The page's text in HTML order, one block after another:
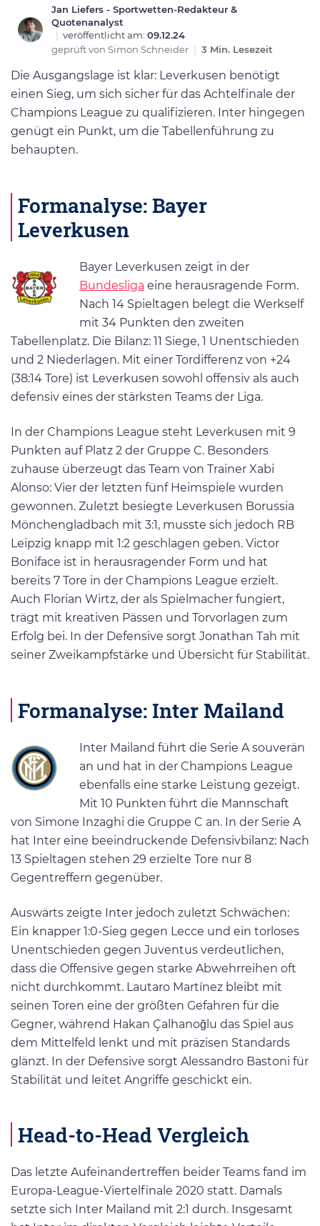
Jan Liefers - Sportwetten-Redakteur &
Quotenanalyst
| veröffentlicht am: 09.12.24
geprüft von Simon Schneider | 3 Min. Lesezeit
Die Ausgangslage ist klar: Leverkusen benötigt
einen Sieg, um sich sicher für das Achtelfinale der
Champions League zu qualifizieren. Inter hingegen
genügt ein Punkt, um die Tabellenführung zu
behaupten.
Formanalyse: Bayer
Leverkusen
Bayer Leverkusen zeigt in der
Bundesliga eine herausragende Form.
Nach 14 Spieltagen belegt die Werkself
mit 34 Punkten den zweiten
Tabellenplatz. Die Bilanz: 11 Siege, 1 Unentschieden
und 2 Niederlagen. Mit einer Tordifferenz von +24
(38:14 Tore) ist Leverkusen sowohl offensiv als auch
defensiv eines der stärksten Teams der Liga.
In der Champions League steht Leverkusen mit 9
Punkten auf Platz 2 der Gruppe C. Besonders
zuhause überzeugt das Team von Trainer Xabi
Alonso: Vier der letzten fünf Heimspiele wurden
gewonnen. Zuletzt besiegte Leverkusen Borussia
Mönchengladbach mit 3:1, musste sich jedoch RB
Leipzig knapp mit 1:2 geschlagen geben. Victor
Boniface ist in herausragender Form und hat
bereits 7 Tore in der Champions League erzielt.
Auch Florian Wirtz, der als Spielmacher fungiert,
trägt mit kreativen Pässen und Torvorlagen zum
Erfolg bei. In der Defensive sorgt Jonathan Tah mit
seiner Zweikampfstärke und Übersicht für Stabilität.
Formanalyse: Inter Mailand
Inter Mailand führt die Serie A souverän
an und hat in der Champions League
ebenfalls eine starke Leistung gezeigt.
Mit 10 Punkten führt die Mannschaft
von Simone Inzaghi die Gruppe C an. In der Serie A
hat Inter eine beeindruckende Defensivbilanz: Nach
13 Spieltagen stehen 29 erzielte Tore nur 8
Gegentreffern gegenüber.
Auswärts zeigte Inter jedoch zuletzt Schwächen:
Ein knapper 1:0-Sieg gegen Lecce und ein torloses
Unentschieden gegen Juventus verdeutlichen,
dass die Offensive gegen starke Abwehrreihen oft
nicht durchkommt. Lautaro Martínez bleibt mit
seinen Toren eine der größten Gefahren für die
Gegner, während Hakan Çalhanoğlu das Spiel aus
dem Mittelfeld lenkt und mit präzisen Standards
glänzt. In der Defensive sorgt Alessandro Bastoni für
Stabilität und leitet Angriffe geschickt ein.
Head-to-Head Vergleich
Das letzte Aufeinandertreffen beider Teams fand im
Europa-League-Viertelfinale 2020 statt. Damals
setzte sich Inter Mailand mit 2:1 durch. Insgesamt